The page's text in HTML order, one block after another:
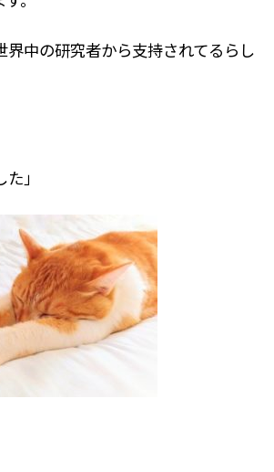
界中の研究者から支持されてるらし
」